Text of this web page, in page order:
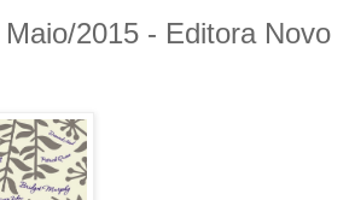
2015 - Editora Novo